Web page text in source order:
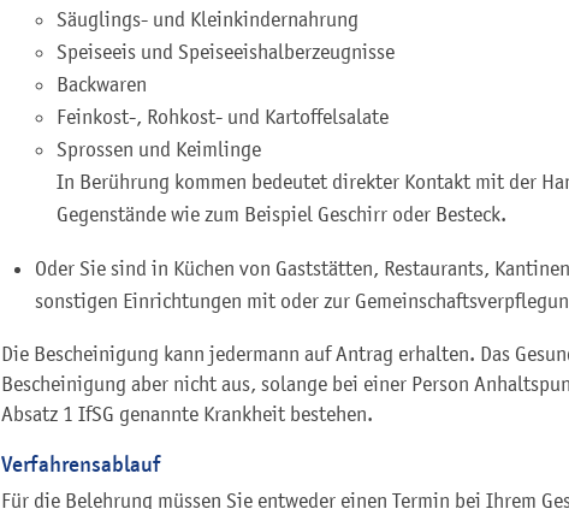
Säuglings- und Kleinkindernahrung
Speiseeis und Speiseeishalberzeugnisse
Backwaren
Feinkost-, Rohkost- und Kartoffelsalate
Sprossen und Keimlinge
In Berührung kommen bedeutet direkter Kontakt mit der
Gegenstände wie zum Beispiel Geschirr oder Besteck.
Oder Sie sind in Küchen von Gaststätten, Restaurants,
sonstigen Einrichtungen mit oder zur
Die Bescheinigung kann jedermann auf Antrag erhalten. Das
Bescheinigung aber nicht aus, solange bei einer Person
Absatz 1 IfSG genannte Krankheit bestehen.
Verfahrensablauf
Für die Belehrung müssen Sie entweder einen Termin bei Ihrem